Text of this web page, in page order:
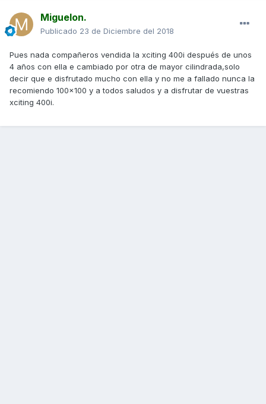
Miguelon.
Publicado 23 de Diciembre del 2018
Pues nada compañeros vendida la xciting 400i después de unos
4 años con ella e cambiado por otra de mayor cilindrada,solo
decir que e disfrutado mucho con ella y no me a fallado nunca la
recomiendo 100x100 y a todos saludos y a disfrutar de vuestras
xciting 400i.